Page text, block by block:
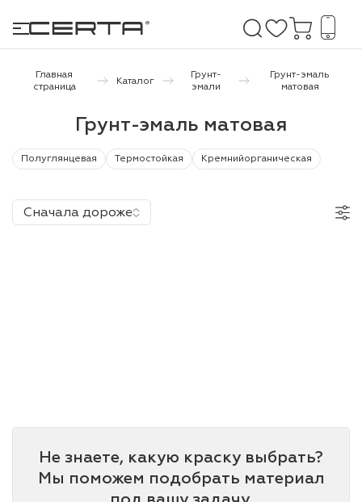
покрытия
и дачи
бетону,
Главная
страница
Каталог
Грунт-
эмали
Грунт-эмаль
матовая
Грунт-эмаль матовая
Полуглянцевая Термостойкая Кремнийорганическая
Сначала дороже
Не знаете, какую краску выбрать?
Мы поможем подобрать материал